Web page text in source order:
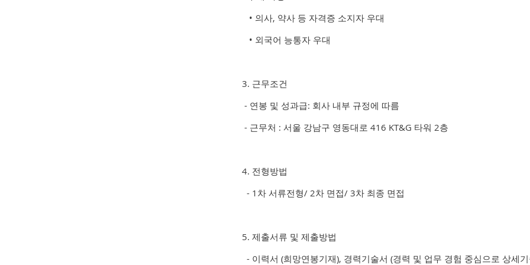
• 의사, 약사 등 자격증 소지자 우대
• 외국어 능통자 우대
3. 근무조건
- 연봉 및 성과급: 회사 내부 규정에 따름
- 근무처 : 서울 강남구 영동대로 416 KT&G 타워 2층
4. 전형방법
- 1차 서류전형/ 2차 면접/ 3차 최종 면접
5. 제출서류 및 제출방법
- 이력서 (희망연봉기재), 경력기술서 (경력 및 업무 경험 중심으로 상세